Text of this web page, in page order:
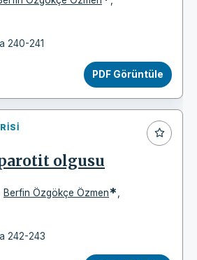
240-241
PDF Görüntüle
olgusu
Berfin Özgökçe Özmen*
242-243